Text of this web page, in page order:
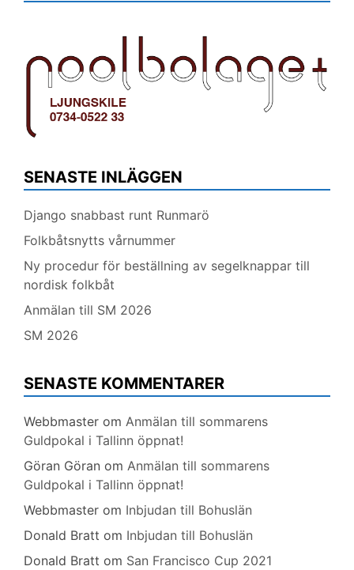
SENASTE INLÄGGEN
Django snabbast runt Runmarö
Folkbåtsnytts vårnummer
Ny procedur för beställning av segelknappar till
nordisk folkbåt
Anmälan till SM 2026
SM 2026
SENASTE KOMMENTARER
Webbmaster om Anmälan till sommarens
Guldpokal i Tallinn öppnat!
Göran Göran om Anmälan till sommarens
Guldpokal i Tallinn öppnat!
Webbmaster om Inbjudan till Bohuslän
Donald Bratt om Inbjudan till Bohuslän
Donald Bratt om San Francisco Cup 2021